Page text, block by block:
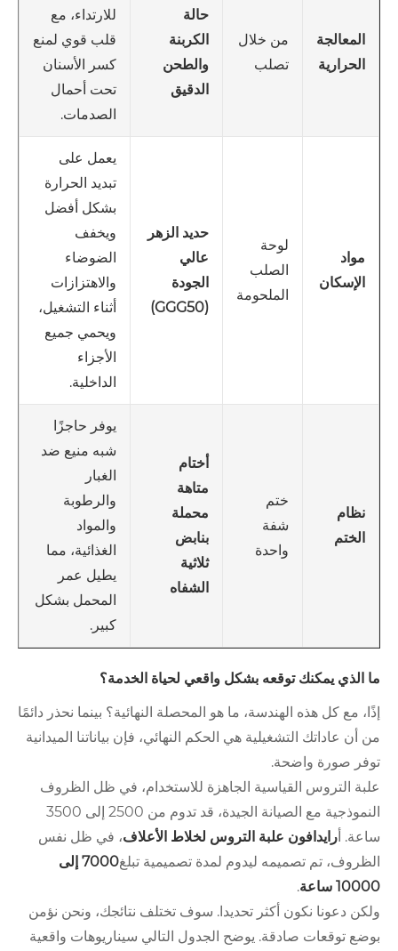
المعالجة
الحرارية
من خلال
تصلب
حالة
الكربنة
والطحن
الدقيق
للارتداء، مع
قلب قوي لمنع
كسر الأسنان
تحت أحمال
الصدمات.
مواد
الإسكان
لوحة
الصلب
الملحومة
حديد الزهر
عالي
الجودة
(GGG50)
يعمل على
تبديد الحرارة
بشكل أفضل
ويخفف
الضوضاء
والاهتزازات
أثناء التشغيل،
ويحمي جميع
الأجزاء
الداخلية.
نظام
الختم
ختم
شفة
واحدة
أختام
متاهة
محملة
بنابض
ثلاثية
الشفاه
يوفر حاجزًا
شبه منيع ضد
الغبار
والرطوبة
والمواد
الغذائية، مما
يطيل عمر
المحمل بشكل
كبير.
ما الذي يمكنك توقعه بشكل واقعي لحياة الخدمة؟
إذًا، مع كل هذه الهندسة، ما هو المحصلة النهائية؟ بينما نحذر دائمًا
من أن عاداتك التشغيلية هي الحكم النهائي، فإن بياناتنا الميدانية
توفر صورة واضحة.
علبة التروس القياسية الجاهزة للاستخدام، في ظل الظروف
النموذجية مع الصيانة الجيدة، قد تدوم من 2500 إلى 3500
ساعة. أرايدافون علبة التروس لخلاط الأعلاف، في ظل نفس
الظروف، تم تصميمه ليدوم لمدة تصميمية تبلغ
7000 إلى
10000 ساعة
.
ولكن دعونا نكون أكثر تحديدا. سوف تختلف نتائجك، ونحن نؤمن
بوضع توقعات صادقة. يوضح الجدول التالي سيناريوهات واقعية